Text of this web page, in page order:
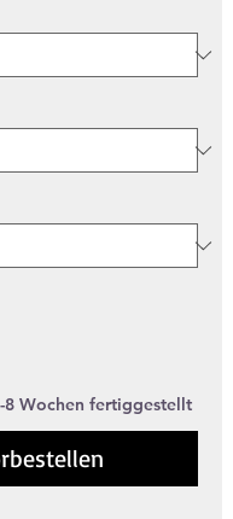
8 Wochen fertiggestellt